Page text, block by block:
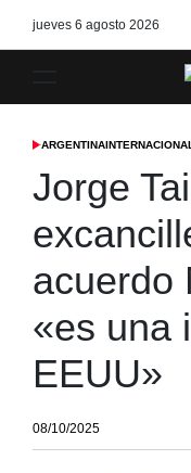
jueves 6 agosto 2026
POSTED
ARGENTINA
Jorge
acuerdo
«es una
EEUU»
08/10/2025